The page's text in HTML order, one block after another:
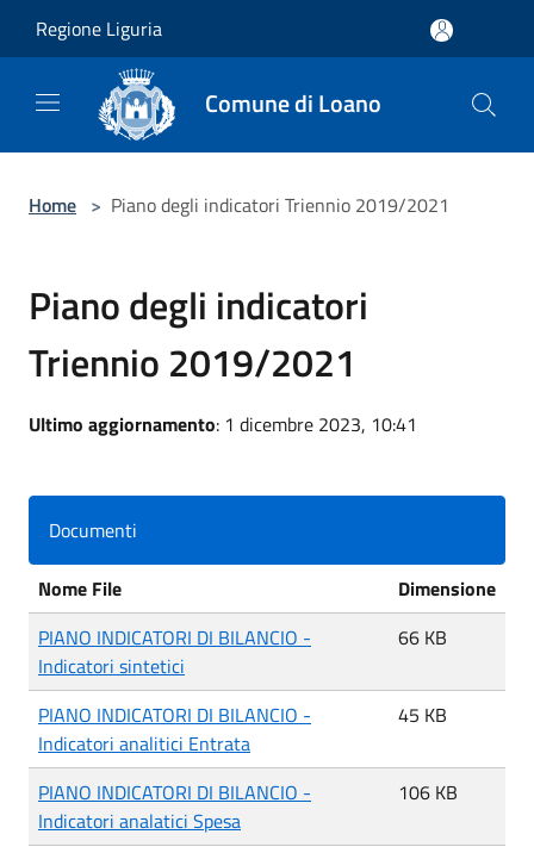
Regione Liguria
Comune di Loano
Home > Piano degli indicatori Triennio 2019/2021
Piano degli indicatori
Triennio 2019/2021
Ultimo aggiornamento: 1 dicembre 2023, 10:41
Documenti
Nome File
Dimensione
PIANO INDICATORI DI BILANCIO -
Indicatori sintetici
66 KB
PIANO INDICATORI DI BILANCIO -
Indicatori analitici Entrata
45 KB
PIANO INDICATORI DI BILANCIO -
Indicatori analatici Spesa
106 KB